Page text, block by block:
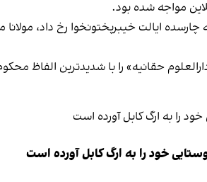
مواجه شده بود.
ایالت خیبرپختونخوا رخ داد،
حقانیه» را با شدیدترین الفاظ
خود را به ارگ کابل آورده است